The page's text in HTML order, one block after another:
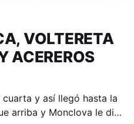
VOLTERETA
ACEREROS
y así llegó hasta la
arriba y Monclova le dio